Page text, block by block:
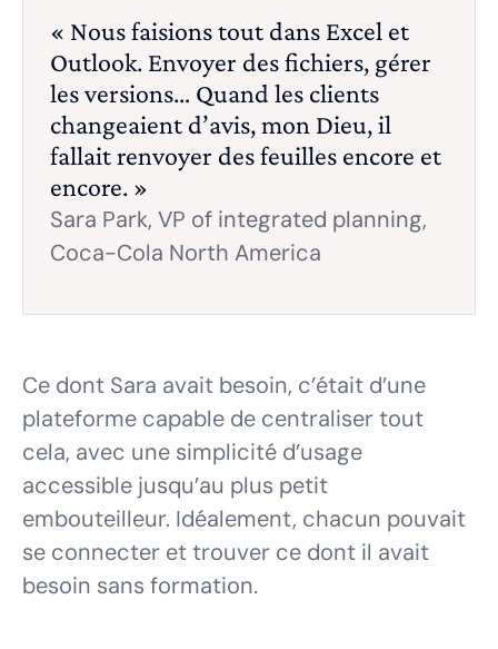
« Nous faisions tout dans Excel et
Outlook. Envoyer des fichiers, gérer
les versions… Quand les clients
changeaient d’avis, mon Dieu, il
fallait renvoyer des feuilles encore et
encore. »
Sara Park, VP of integrated planning,
Coca-Cola North America
Ce dont Sara avait besoin, c’était d’une
plateforme capable de centraliser tout
cela, avec une simplicité d’usage
accessible jusqu’au plus petit
embouteilleur. Idéalement, chacun pouvait
se connecter et trouver ce dont il avait
besoin sans formation.